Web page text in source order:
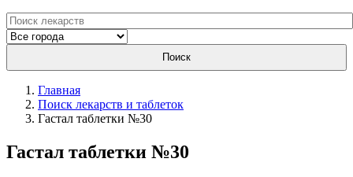
Поиск
Главная
Поиск лекарств и таблеток
Гастал таблетки №30
Гастал таблетки №30